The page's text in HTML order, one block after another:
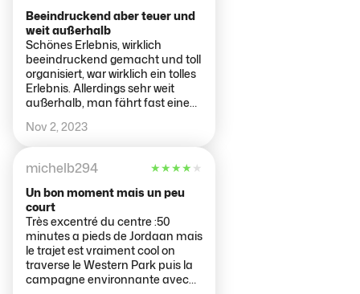
Beeindruckend aber teuer und
weit außerhalb
Schönes Erlebnis, wirklich
beeindruckend gemacht und toll
organisiert, war wirklich ein tolles
Erlebnis. Allerdings sehr weit
außerhalb, man fährt fast eine
meiner Meinung nach auch ein
bisschen überteuert, da man ca
25€ pro Person bezahlen muss
und nur ca eine Stunde drin ist.
Nov 2, 2023
michelb294 ★★★★ ★
Un bon moment mais un peu
court
Très excentré du centre :50
minutes a pieds de Jordaan mais
le trajet est vraiment cool on
traverse le Western Park puis la
campagne environnante avec